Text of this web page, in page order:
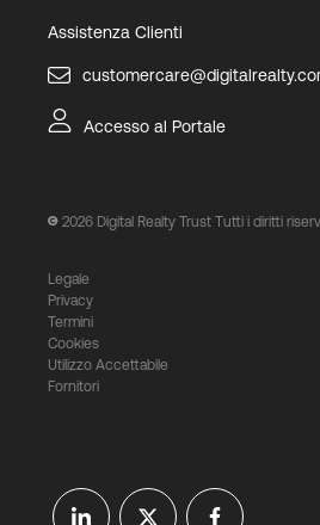
Assistenza Clienti
Accesso al Portale
2026 Digital Realty Trust Tutti i diritti
Legale
Privacy
Termini
Cookies
Utilizzo Accettabile
Fornitori